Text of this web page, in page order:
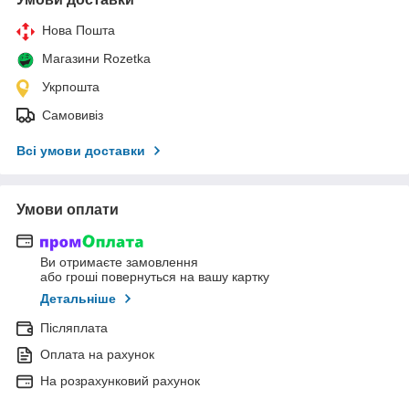
Нова Пошта
Магазини Rozetka
Укрпошта
Самовивіз
Всі умови доставки
Умови оплати
Ви отримаєте замовлення
або гроші повернуться на вашу картку
Детальніше
Післяплата
Оплата на рахунок
На розрахунковий рахунок